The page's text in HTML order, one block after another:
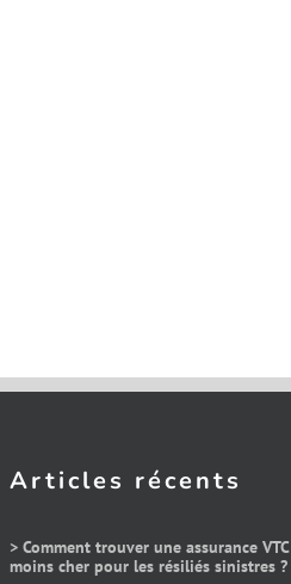
Articles récents
> Comment trouver une assurance VTC
moins cher pour les résiliés sinistres ?